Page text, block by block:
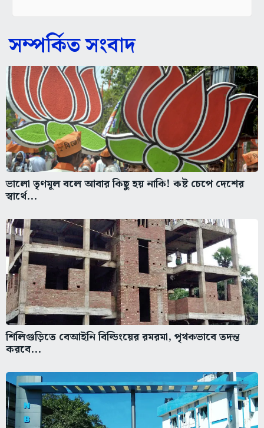
সম্পর্কিত সংবাদ
ভালো তৃণমূল বলে আবার কিছু হয় নাকি! কষ্ট চেপে দেশের
স্বার্থে...
শিলিগুড়িতে বেআইনি বিল্ডিংয়ের রমরমা, পৃথকভাবে তদন্ত
করবে...